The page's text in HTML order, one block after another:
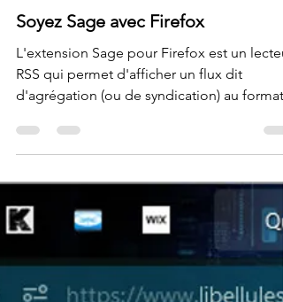
8 sept. 2024
1 min de lecture
Soyez Sage avec Firefox
L'extension Sage pour Firefox est un
d'agrégation (ou de syndication) au format
RSS...